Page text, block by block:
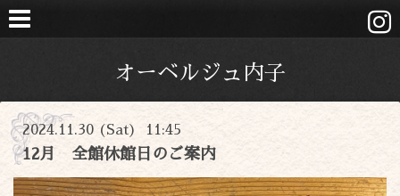
オーベルジュ内子
2024.11.30 (Sat) 11:45
12月 全館休館日のご案内